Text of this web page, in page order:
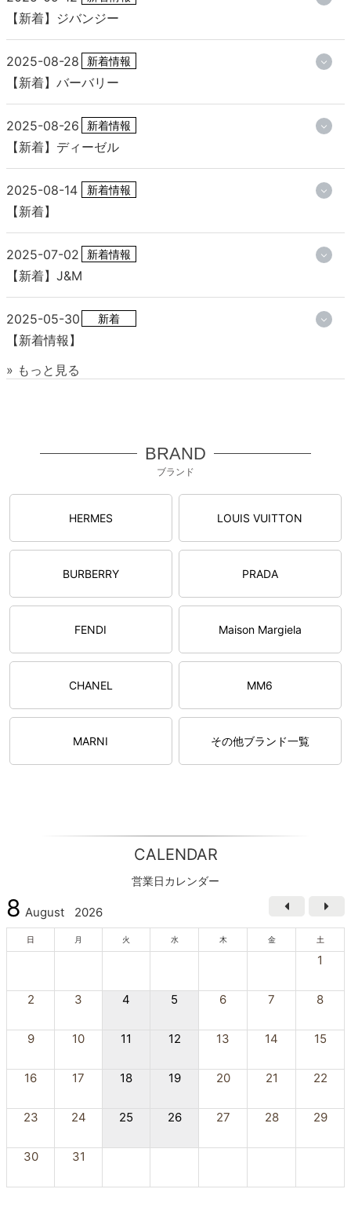
【新着】ジバンジー
2025-08-28 新着情報
【新着】バーバリー
2025-08-26 新着情報
【新着】ディーゼル
2025-08-14 新着情報
【新着】
2025-07-02 新着情報
【新着】J&M
2025-05-30 新着
【新着情報】
» もっと見る
BRAND
ブランド
HERMES LOUIS VUITTON
BURBERRY PRADA
FENDI Maison Margiela
CHANEL MM6
MARNI その他ブランド一覧
CALENDAR
営業日カレンダー
8 August 2026
日 月 火 水 木 金 土
1
2 3 4 5 6 7 8
9 10 11 12 13 14 15
16 17 18 19 20 21 22
23 24 25 26 27 28 29
30 31